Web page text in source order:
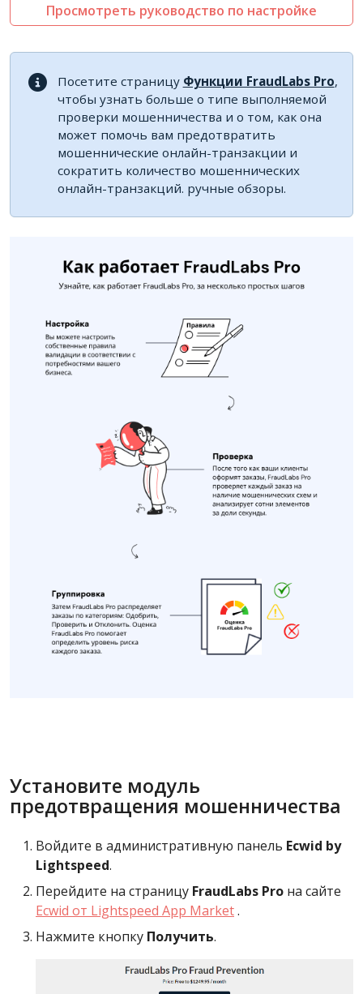
Просмотреть руководство по настройке
Посетите страницу Функции FraudLabs Pro,
чтобы узнать больше о типе выполняемой
проверки мошенничества и о том, как она
может помочь вам предотвратить
мошеннические онлайн-транзакции и
сократить количество мошеннических
онлайн-транзакций. ручные обзоры.
Установите модуль
предотвращения мошенничества
Войдите в административную панель Ecwid by
Lightspeed.
Перейдите на страницу FraudLabs Pro на сайте
Ecwid от Lightspeed App Market.
Нажмите кнопку Получить.